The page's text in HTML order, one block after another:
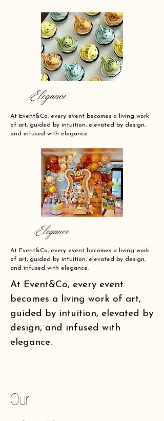
Elegance
At Event&Co, every event becomes a living work
of art, guided by intuition, elevated by design,
and infused with elegance.
Elegance
At Event&Co, every event becomes a living work
of art, guided by intuition, elevated by design,
and infused with elegance.
At Event&Co, every event
becomes a living work of art,
guided by intuition, elevated by
design, and infused with
elegance.
Our